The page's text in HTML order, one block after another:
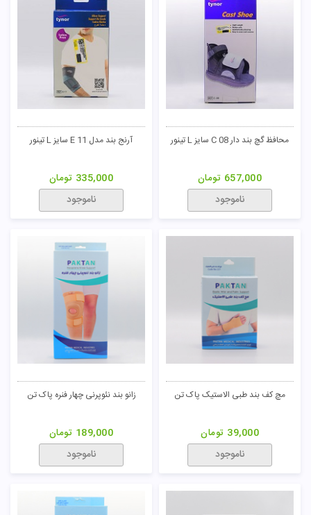
محافظ گچ بند دار C 08 سایز L تینور
657,000 تومان
ناموجود
آرنج بند مدل E 11 سایز L تینور
335,000 تومان
ناموجود
مچ کف بند طبی الاستیک پاک تن
39,000 تومان
ناموجود
زانو بند نئوپرنی چهار فنره پاک تن
189,000 تومان
ناموجود